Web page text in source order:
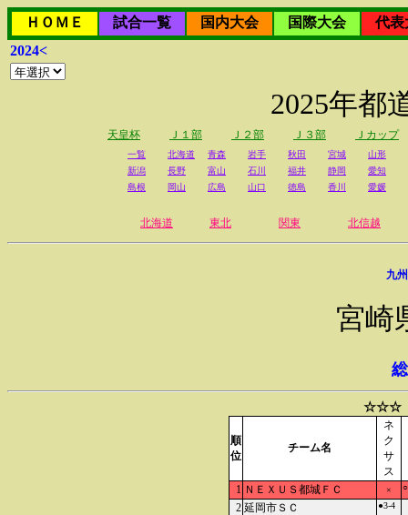
ＨＯＭＥ 試合一覧 国内大会 国際大会
代表
2024<
2025年都
天皇杯 Ｊ１部 Ｊ２部 Ｊ３部 Ｊカップ
一覧 北海道 青森 岩手 秋田 宮城
山形
新潟
長野 富山 石川 福井 静岡
愛知
島根
岡山 広島 山口 徳島 香川 愛媛
北海道 東北 関東 北信越
九
宮崎
☆☆☆
順
位
チーム名
ネ
ク
サ
ス
1 ＮＥＸＵＳ都城ＦＣ ×
2 延岡市ＳＣ ●3-4